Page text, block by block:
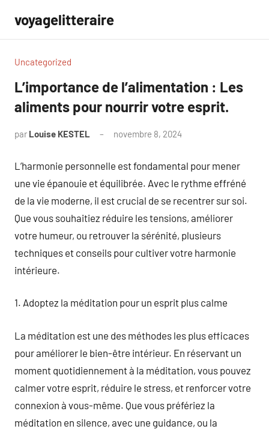
contenu
voyagelitteraire
Uncategorized
L’importance de l’alimentation : Les
aliments pour nourrir votre esprit.
par Louise KESTEL novembre 8, 2024
L’harmonie personnelle est fondamental pour mener
une vie épanouie et équilibrée. Avec le rythme effréné
de la vie moderne, il est crucial de se recentrer sur soi.
Que vous souhaitiez réduire les tensions, améliorer
votre humeur, ou retrouver la sérénité, plusieurs
techniques et conseils pour cultiver votre harmonie
intérieure.
1. Adoptez la méditation pour un esprit plus calme
La méditation est une des méthodes les plus efficaces
pour améliorer le bien-être intérieur. En réservant un
moment quotidiennement à la méditation, vous pouvez
calmer votre esprit, réduire le stress, et renforcer votre
connexion à vous-même. Que vous préfériez la
méditation en silence, avec une guidance, ou la